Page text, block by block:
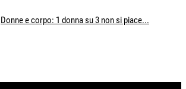
Donne e corpo: 1 donna su 3 non si piace...